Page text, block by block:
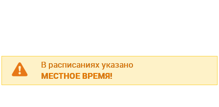
В расписаниях указано
МЕСТНОЕ ВРЕМЯ!